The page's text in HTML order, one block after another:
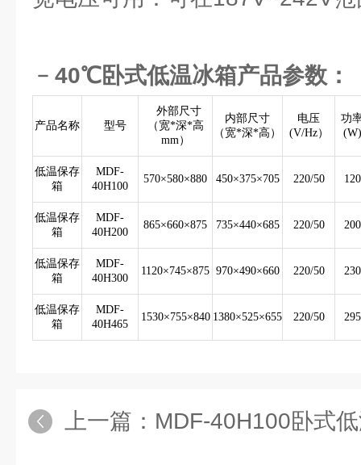
﹣40℃卧式低温冰箱产品参数：
产品名称 型号
外部尺寸
（宽*深*高
mm）
内部尺寸
（宽*深*高）
电压
(V/Hz）
功
(W)
低温保存
箱
MDF-
40H100
570×580×880 450×375×705 220/50 120
低温保存
箱
MDF-
40H200
865×660×875 735×440×685 220/50 200
低温保存
箱
MDF-
40H300
1120×745×875 970×490×660 220/50 230
低温保存
箱
MDF-
40H465
1530×755×840 1380×525×655 220/50 295
上一篇： MDF-40H100卧式低温